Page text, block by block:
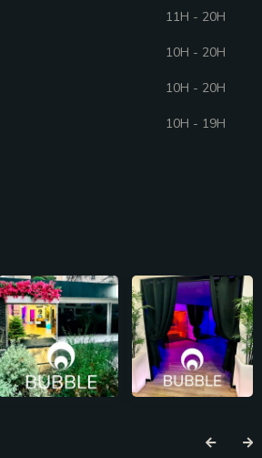
11H - 20H
10H - 20H
10H - 20H
10H - 19H